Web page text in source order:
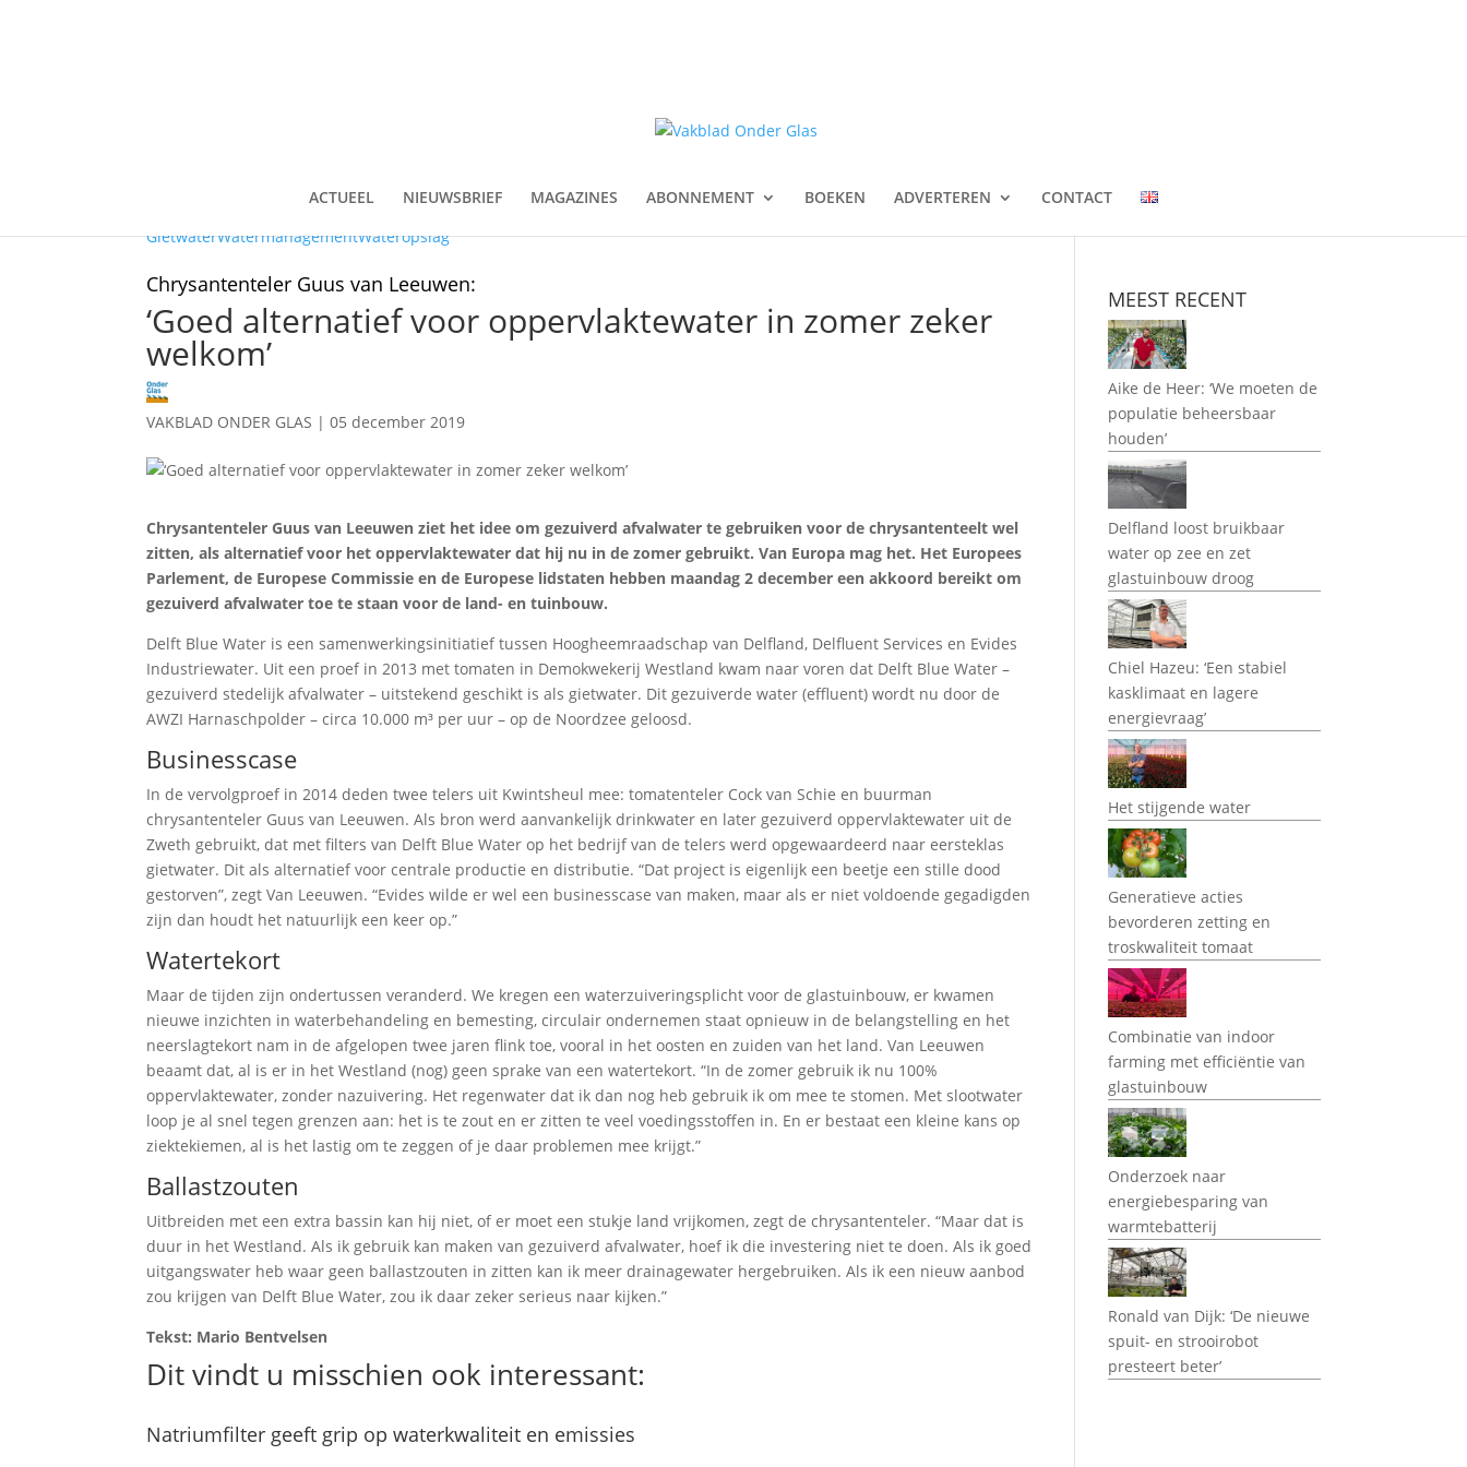
ACTUEEL NIEUWSBRIEF MAGAZINES ABONNEMENT BOEKEN ADVERTEREN
CONTACT
GietwaterWatermanagementWateropslag
Chrysantenteler Guus van Leeuwen:
‘Goed alternatief voor oppervlaktewater in zomer zeker
welkom’
VAKBLAD ONDER GLAS |05 december 2019
Chrysantenteler Guus van Leeuwen ziet het idee om gezuiverd afvalwater te gebruiken voor de chrysantenteelt wel
zitten, als alternatief voor het oppervlaktewater dat hij nu in de zomer gebruikt. Van Europa mag het. Het Europees
Parlement, de Europese Commissie en de Europese lidstaten hebben maandag 2 december een akkoord bereikt om
gezuiverd afvalwater toe te staan voor de land- en tuinbouw.
Delft Blue Water is een samenwerkingsinitiatief tussen Hoogheemraadschap van Delfland, Delfluent Services en Evides
Industriewater. Uit een proef in 2013 met tomaten in Demokwekerij Westland kwam naar voren dat Delft Blue Water –
gezuiverd stedelijk afvalwater – uitstekend geschikt is als gietwater. Dit gezuiverde water (effluent) wordt nu door de
AWZI Harnaschpolder – circa 10.000 m³ per uur – op de Noordzee geloosd.
Businesscase
In de vervolgproef in 2014 deden twee telers uit Kwintsheul mee: tomatenteler Cock van Schie en buurman
chrysantenteler Guus van Leeuwen. Als bron werd aanvankelijk drinkwater en later gezuiverd oppervlaktewater uit de
Zweth gebruikt, dat met filters van Delft Blue Water op het bedrijf van de telers werd opgewaardeerd naar eersteklas
gietwater. Dit als alternatief voor centrale productie en distributie. “Dat project is eigenlijk een beetje een stille dood
gestorven”, zegt Van Leeuwen. “Evides wilde er wel een businesscase van maken, maar als er niet voldoende gegadigden
zijn dan houdt het natuurlijk een keer op.”
Watertekort
Maar de tijden zijn ondertussen veranderd. We kregen een waterzuiveringsplicht voor de glastuinbouw, er kwamen
nieuwe inzichten in waterbehandeling en bemesting, circulair ondernemen staat opnieuw in de belangstelling en het
neerslagtekort nam in de afgelopen twee jaren flink toe, vooral in het oosten en zuiden van het land. Van Leeuwen
beaamt dat, al is er in het Westland (nog) geen sprake van een watertekort. “In de zomer gebruik ik nu 100%
oppervlaktewater, zonder nazuivering. Het regenwater dat ik dan nog heb gebruik ik om mee te stomen. Met slootwater
loop je al snel tegen grenzen aan: het is te zout en er zitten te veel voedingsstoffen in. En er bestaat een kleine kans op
ziektekiemen, al is het lastig om te zeggen of je daar problemen mee krijgt.”
Ballastzouten
Uitbreiden met een extra bassin kan hij niet, of er moet een stukje land vrijkomen, zegt de chrysantenteler. “Maar dat is
duur in het Westland. Als ik gebruik kan maken van gezuiverd afvalwater, hoef ik die investering niet te doen. Als ik goed
uitgangswater heb waar geen ballastzouten in zitten kan ik meer drainagewater hergebruiken. Als ik een nieuw aanbod
zou krijgen van Delft Blue Water, zou ik daar zeker serieus naar kijken.”
Tekst: Mario Bentvelsen
Dit vindt u misschien ook interessant:
Natriumfilter geeft grip op waterkwaliteit en emissies
MEEST RECENT
Aike de Heer: ‘We moeten de
populatie beheersbaar
houden’
Delfland loost bruikbaar
water op zee en zet
glastuinbouw droog
Chiel Hazeu: ‘Een stabiel
kasklimaat en lagere
energievraag’
Het stijgende water
Generatieve acties
bevorderen zetting en
troskwaliteit tomaat
Combinatie van indoor
farming met efficiëntie van
glastuinbouw
Onderzoek naar
energiebesparing van
warmtebatterij
Ronald van Dijk: ‘De nieuwe
spuit- en strooirobot
presteert beter’